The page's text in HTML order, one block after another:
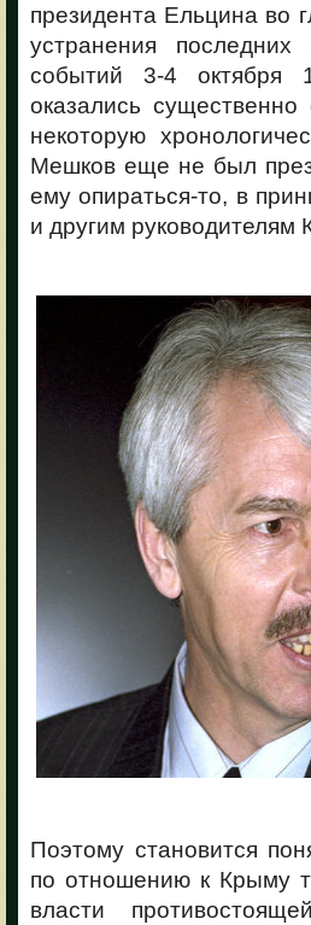
президента Ельцина во
устранения
событий 3-4 октября
оказались
некоторую
Мешков еще не был
ему опираться-то, в
и другим руководителям
Поэтому становится
по отношению к Крыму
власти